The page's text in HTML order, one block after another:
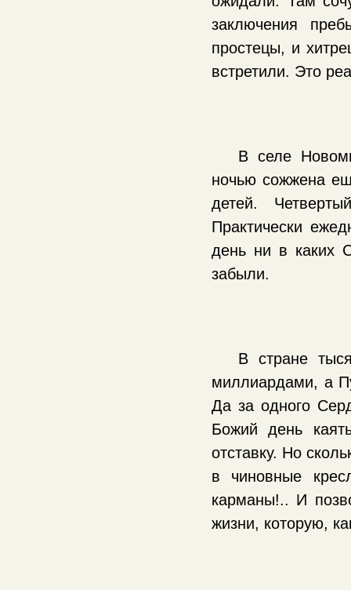
заключения
простецы, и
встретили. Это
В селе
ночью сожжена
детей.
Практически
день ни в каких
забыли.
В стране
миллиардами, а
Да за одного
Божий день
отставку. Но
в чиновные
карманы!.. И
жизни, которую,